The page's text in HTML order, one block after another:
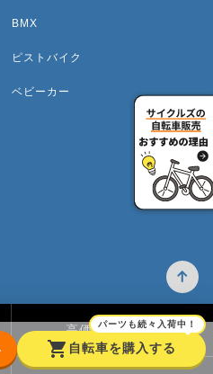
shopping_cart
パーツも続々入荷中！
自転車を購入する
BMX
ピストバイク
ベビーカー
高価買取のワケ